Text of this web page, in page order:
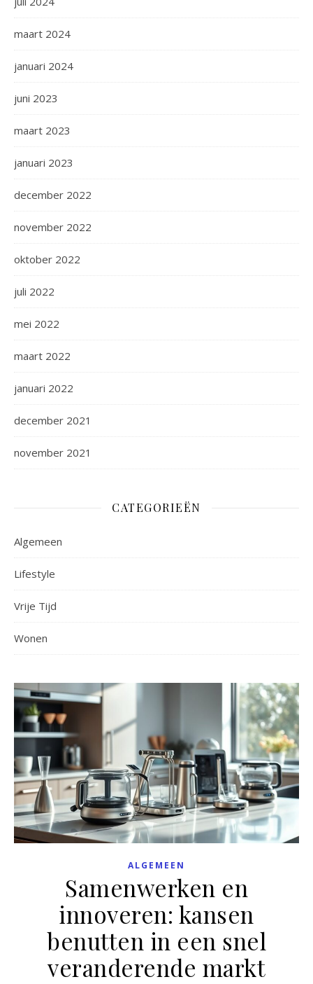
maart 2024
januari 2024
juni 2023
maart 2023
januari 2023
december 2022
november 2022
oktober 2022
juli 2022
mei 2022
maart 2022
januari 2022
december 2021
november 2021
CATEGORIEËN
Algemeen
Lifestyle
Vrije Tijd
Wonen
ALGEMEEN
Samenwerken en
innoveren: kansen
benutten in een snel
veranderende markt